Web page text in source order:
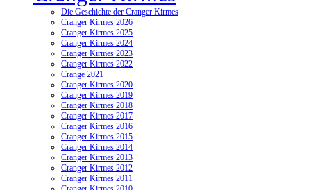
Die Geschichte der Cranger Kirmes
Cranger Kirmes 2026
Cranger Kirmes 2025
Cranger Kirmes 2024
Cranger Kirmes 2023
Cranger Kirmes 2022
Crange 2021
Cranger Kirmes 2020
Cranger Kirmes 2019
Cranger Kirmes 2018
Cranger Kirmes 2017
Cranger Kirmes 2016
Cranger Kirmes 2015
Cranger Kirmes 2014
Cranger Kirmes 2013
Cranger Kirmes 2012
Cranger Kirmes 2011